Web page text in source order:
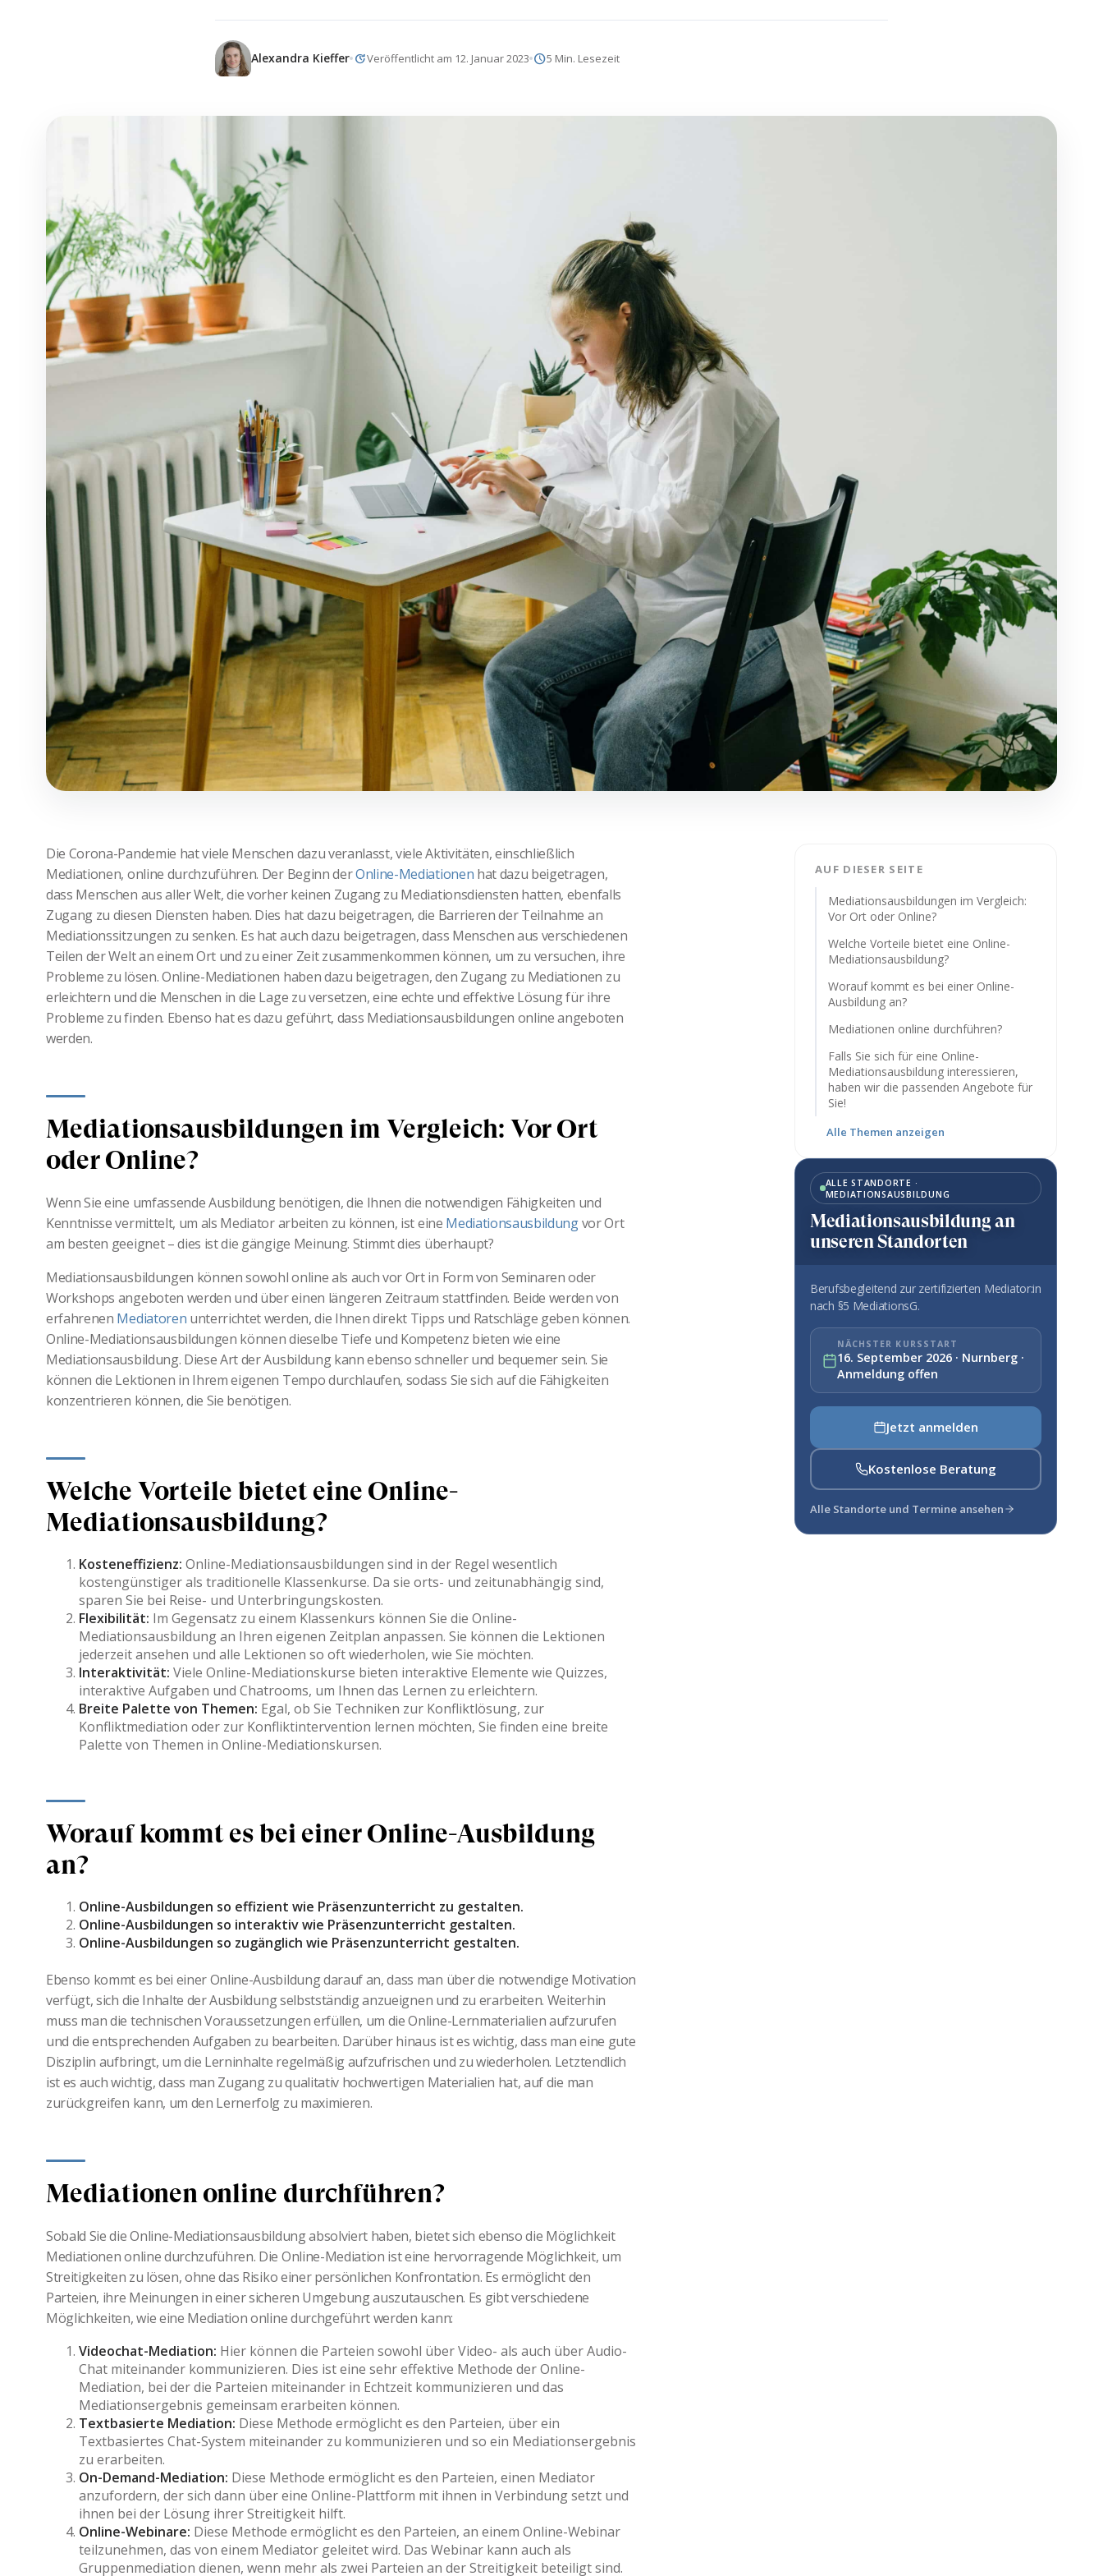
Alexandra Kieffer updateVeröffentlicht am 12. Januar 2023 schedule5 Min. Lesezeit
Die Corona-Pandemie hat viele Menschen dazu veranlasst, viele Aktivitäten, einschließlich
Mediationen, online durchzuführen. Der Beginn derOnline-Mediationen hat dazu beigetragen,
dass Menschen aus aller Welt, die vorher keinen Zugang zu Mediationsdiensten hatten, ebenfalls
Zugang zu diesen Diensten haben. Dies hat dazu beigetragen, die Barrieren der Teilnahme an
Mediationssitzungen zu senken. Es hat auch dazu beigetragen, dass Menschen aus verschiedenen
Teilen der Welt an einem Ort und zu einer Zeit zusammenkommen können, um zu versuchen, ihre
Probleme zu lösen. Online-Mediationen haben dazu beigetragen, den Zugang zu Mediationen zu
erleichtern und die Menschen in die Lage zu versetzen, eine echte und effektive Lösung für ihre
Probleme zu finden. Ebenso hat es dazu geführt, dass Mediationsausbildungen online angeboten
werden.
Mediationsausbildungen im Vergleich: Vor Ort
oder Online?
Wenn Sie eine umfassende Ausbildung benötigen, die Ihnen die notwendigen Fähigkeiten und
Kenntnisse vermittelt, um als Mediator arbeiten zu können, ist eine Mediationsausbildungvor Ort
am besten geeignet – dies ist die gängige Meinung. Stimmt dies überhaupt?
Mediationsausbildungen können sowohl online als auch vor Ort in Form von Seminaren oder
Workshops angeboten werden und über einen längeren Zeitraum stattfinden. Beide werden von
erfahrenen Mediatoren unterrichtet werden, die Ihnen direkt Tipps und Ratschläge geben können.
Online-Mediationsausbildungen können dieselbe Tiefe und Kompetenz bieten wie eine
Mediationsausbildung. Diese Art der Ausbildung kann ebenso schneller und bequemer sein. Sie
können die Lektionen in Ihrem eigenen Tempo durchlaufen, sodass Sie sich auf die Fähigkeiten
konzentrieren können, die Sie benötigen.
Welche Vorteile bietet eine Online-
Mediationsausbildung?
Kosteneffizienz: Online-Mediationsausbildungen sind in der Regel wesentlich
kostengünstiger als traditionelle Klassenkurse. Da sie orts- und zeitunabhängig sind,
sparen Sie bei Reise- und Unterbringungskosten.
Flexibilität: Im Gegensatz zu einem Klassenkurs können Sie die Online-
Mediationsausbildung an Ihren eigenen Zeitplan anpassen. Sie können die Lektionen
jederzeit ansehen und alle Lektionen so oft wiederholen, wie Sie möchten.
Interaktivität: Viele Online-Mediationskurse bieten interaktive Elemente wie Quizzes,
interaktive Aufgaben und Chatrooms, um Ihnen das Lernen zu erleichtern.
Breite Palette von Themen: Egal, ob Sie Techniken zur Konfliktlösung, zur
Konfliktmediation oder zur Konfliktintervention lernen möchten, Sie finden eine breite
Palette von Themen in Online-Mediationskursen.
Worauf kommt es bei einer Online-Ausbildung
an?
Online-Ausbildungen so effizient wie Präsenzunterricht zu gestalten.
Online-Ausbildungen so interaktiv wie Präsenzunterricht gestalten.
Online-Ausbildungen so zugänglich wie Präsenzunterricht gestalten.
Ebenso kommt es bei einer Online-Ausbildung darauf an, dass man über die notwendige Motivation
verfügt, sich die Inhalte der Ausbildung selbstständig anzueignen und zu erarbeiten. Weiterhin
muss man die technischen Voraussetzungen erfüllen, um die Online-Lernmaterialien aufzurufen
und die entsprechenden Aufgaben zu bearbeiten. Darüber hinaus ist es wichtig, dass man eine gute
Disziplin aufbringt, um die Lerninhalte regelmäßig aufzufrischen und zu wiederholen. Letztendlich
ist es auch wichtig, dass man Zugang zu qualitativ hochwertigen Materialien hat, auf die man
zurückgreifen kann, um den Lernerfolg zu maximieren.
Mediationen online durchführen?
Sobald Sie die Online-Mediationsausbildung absolviert haben, bietet sich ebenso die Möglichkeit
Mediationen online durchzuführen. Die Online-Mediation ist eine hervorragende Möglichkeit, um
Streitigkeiten zu lösen, ohne das Risiko einer persönlichen Konfrontation. Es ermöglicht den
Parteien, ihre Meinungen in einer sicheren Umgebung auszutauschen. Es gibt verschiedene
Möglichkeiten, wie eine Mediation online durchgeführt werden kann:
Videochat-Mediation: Hier können die Parteien sowohl über Video- als auch über Audio-
Chat miteinander kommunizieren. Dies ist eine sehr effektive Methode der Online-
Mediation, bei der die Parteien miteinander in Echtzeit kommunizieren und das
Mediationsergebnis gemeinsam erarbeiten können.
Textbasierte Mediation: Diese Methode ermöglicht es den Parteien, über ein
Textbasiertes Chat-System miteinander zu kommunizieren und so ein Mediationsergebnis
zu erarbeiten.
On-Demand-Mediation: Diese Methode ermöglicht es den Parteien, einen Mediator
anzufordern, der sich dann über eine Online-Plattform mit ihnen in Verbindung setzt und
ihnen bei der Lösung ihrer Streitigkeit hilft.
Online-Webinare: Diese Methode ermöglicht es den Parteien, an einem Online-Webinar
teilzunehmen, das von einem Mediator geleitet wird. Das Webinar kann auch als
Gruppenmediation dienen, wenn mehr als zwei Parteien an der Streitigkeit beteiligt sind.
AUF DIESER SEITE
Mediationsausbildungen im Vergleich:
Vor Ort oder Online?
Welche Vorteile bietet eine Online-
Mediationsausbildung?
Worauf kommt es bei einer Online-
Ausbildung an?
Mediationen online durchführen?
Falls Sie sich für eine Online-
Mediationsausbildung interessieren,
haben wir die passenden Angebote für
Sie!
Alle Themen anzeigen
ALLE STANDORTE ·
MEDIATIONSAUSBILDUNG
Mediationsausbildung an
unseren Standorten
Berufsbegleitend zur zertifizierten Mediator:in
nach §5 MediationsG.
NÄCHSTER KURSSTART
16. September 2026 · Nurnberg ·
Anmeldung offen
Jetzt anmelden
Kostenlose Beratung
Alle Standorte und Termine ansehen